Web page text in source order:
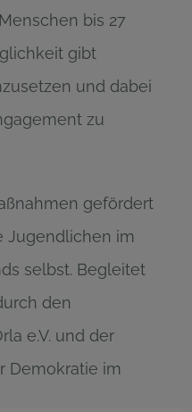
bis 27
gibt
und dabei
zu
gefördert
Jugendlichen im
selbst. Begleitet
den
e.V. und der
Demokratie im